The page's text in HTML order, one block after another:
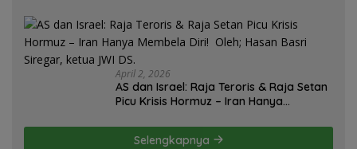
Basri Siregar.
April 2, 2026
AS dan Israel: Raja Teroris & Raja Setan
Picu Krisis Hormuz – Iran Hanya
ketua JWI DS.
Selengkapnya